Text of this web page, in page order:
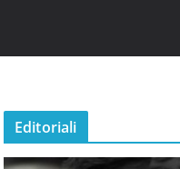
Editoriali